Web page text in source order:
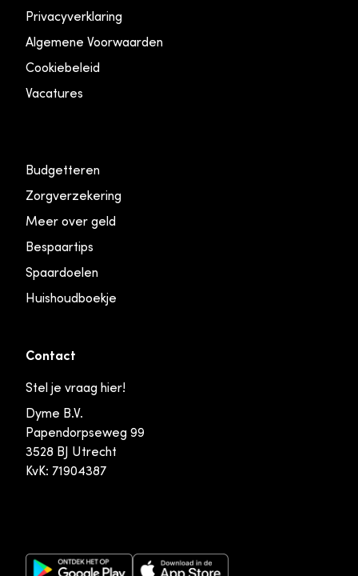
Privacyverklaring
Algemene Voorwaarden
Cookiebeleid
Vacatures
Budgetteren
Zorgverzekering
Meer over geld
Bespaartips
Spaardoelen
Huishoudboekje
Contact
Stel je vraag hier!
Dyme B.V.
Papendorpseweg 99
3528 BJ Utrecht
KvK: 71904387
Google Play Store Apple App Store